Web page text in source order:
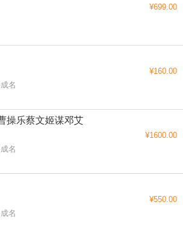
¥699.00
名
¥160.00
操乐蔡文姬谋邓艾
名
¥1600.00
名
¥550.00